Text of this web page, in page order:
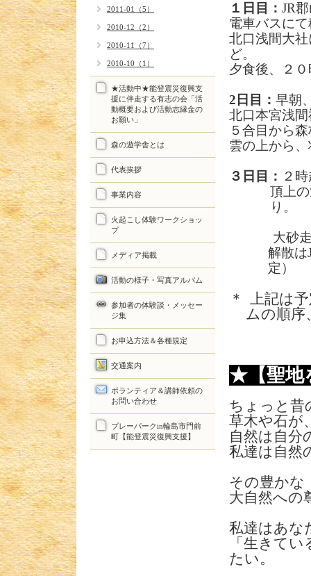
１日目： JR
電車バスに
北口浅間大
ど。
夕食後、２
2 日目： 早朝
北口本宮浅
５合目から
雲の上から
３日目： ２
頂上
り。
大砂
解散は
定）
＊
上記は
ムの順
★【聖地
ちょっと昔
草木や石が
自然は自分
私達は自然
その豊かな
大自然への
私達はあな
「生きて
たい。
2011-01（5）
2010-12（2）
2010-11（7）
2010-10（1）
★活動中★能登震災復興支
援に伴走する有志の会「活
動概要および活動志縁金の
お願い」
森の遊学舎とは
代表挨拶
事業内容
火起こし体験ワークショッ
プ
メディア掲載
活動の様子・写真アルバム
参加者の体験談・メッセー
ジ集
お申込方法＆各種規定
交通案内
ボランティア＆講師依頼の
お問い合わせ
プレーパークin輪島市門前
町【能登震災復興支援】